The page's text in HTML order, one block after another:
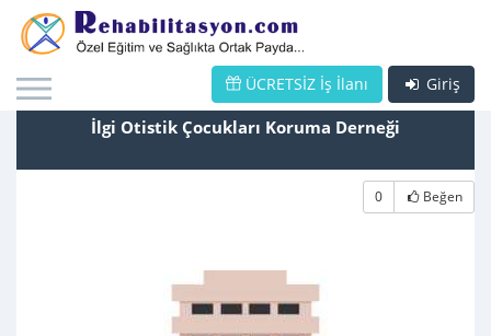
Giriş
ÜCRETSİZ İş İlanı
İlgi Otistik Çocukları Koruma Derneği
0 Beğen